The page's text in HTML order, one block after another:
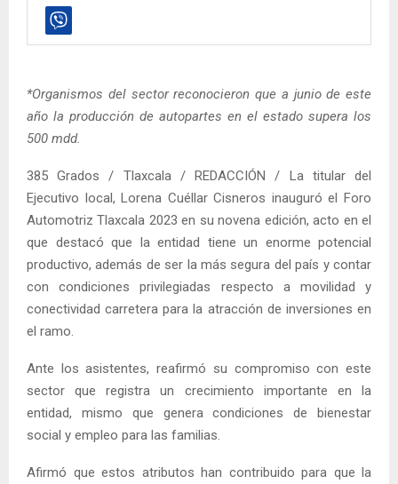
*Organismos del sector reconocieron que a junio de este
año la producción de autopartes en el estado supera los
500 mdd.
385 Grados / Tlaxcala / REDACCIÓN / La titular del
Ejecutivo local, Lorena Cuéllar Cisneros inauguró el Foro
Automotriz Tlaxcala 2023 en su novena edición, acto en el
que destacó que la entidad tiene un enorme potencial
productivo, además de ser la más segura del país y contar
con condiciones privilegiadas respecto a movilidad y
conectividad carretera para la atracción de inversiones en
el ramo.
Ante los asistentes, reafirmó su compromiso con este
sector que registra un crecimiento importante en la
entidad, mismo que genera condiciones de bienestar
social y empleo para las familias.
Afirmó que estos atributos han contribuido para que la